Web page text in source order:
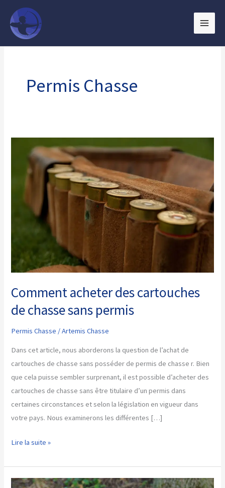
contenu
Permis Chasse
Comment acheter des cartouches
de chasse sans permis
Permis Chasse /Artemis Chasse
Dans cet article, nous aborderons la question de l’achat de
cartouches de chasse sans posséder de permis de chasse r. Bien
que cela puisse sembler surprenant, il est possible d’acheter des
cartouches de chasse sans être titulaire d’un permis dans
certaines circonstances et selon la législation en vigueur dans
votre pays. Nous examinerons les différentes […]
Comment
des
cartouches
Lire la suite »